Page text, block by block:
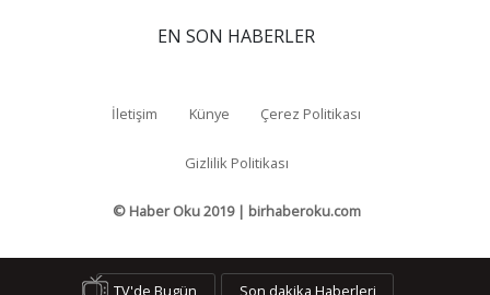
EN SON HABERLER
İletişim Künye Çerez Politikası
Gizlilik Politikası
© Haber Oku 2019 | birhaberoku.com
TV'de Bugün
Son dakika Haberleri